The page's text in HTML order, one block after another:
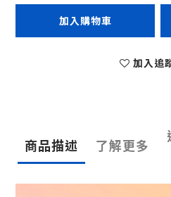
加入購物車
加入追
商品描述 了解更多